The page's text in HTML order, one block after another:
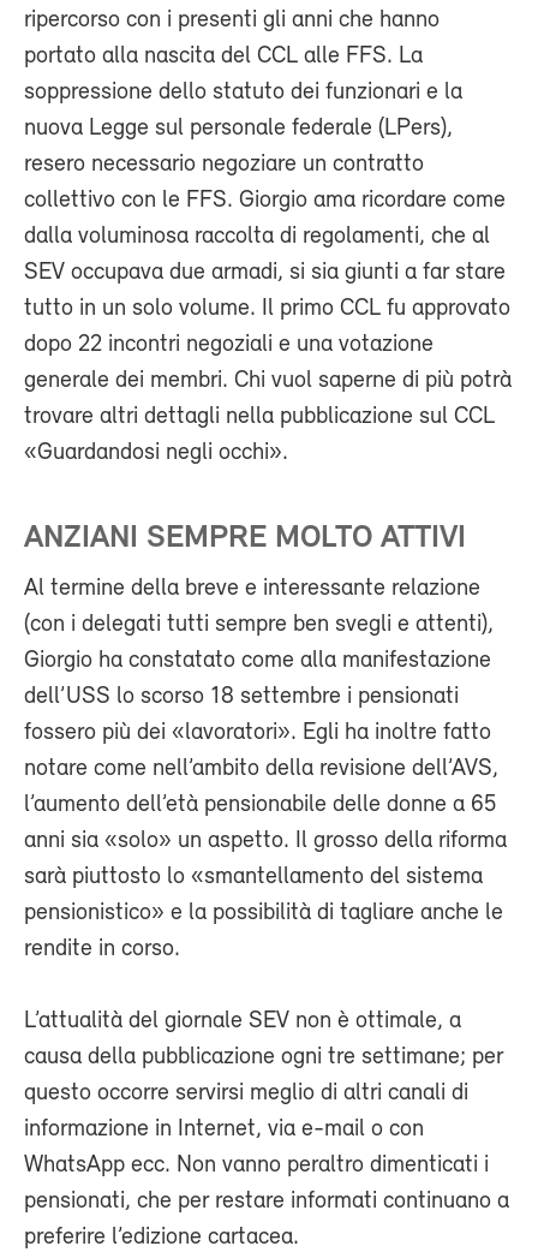
ripercorso con i presenti gli anni che hanno
portato alla nascita del CCL alle FFS. La
soppressione dello statuto dei funzionari e la
nuova Legge sul personale federale (LPers),
resero necessario negoziare un contratto
collettivo con le FFS. Giorgio ama ricordare come
dalla voluminosa raccolta di regolamenti, che al
SEV occupava due armadi, si sia giunti a far stare
tutto in un solo volume. Il primo CCL fu approvato
dopo 22 incontri negoziali e una votazione
generale dei membri. Chi vuol saperne di più potrà
trovare altri dettagli nella pubblicazione sul CCL
«Guardandosi negli occhi».
ANZIANI SEMPRE MOLTO ATTIVI
Al termine della breve e interessante relazione
(con i delegati tutti sempre ben svegli e attenti),
Giorgio ha constatato come alla manifestazione
dell’USS lo scorso 18 settembre i pensionati
fossero più dei «lavoratori». Egli ha inoltre fatto
notare come nell’ambito della revisione dell’AVS,
l’aumento dell’età pensionabile delle donne a 65
anni sia «solo» un aspetto. Il grosso della riforma
sarà piuttosto lo «smantellamento del sistema
pensionistico» e la possibilità di tagliare anche le
rendite in corso.
L’attualità del giornale SEV non è ottimale, a
causa della pubblicazione ogni tre settimane; per
questo occorre servirsi meglio di altri canali di
informazione in Internet, via e-mail o con
WhatsApp ecc. Non vanno peraltro dimenticati i
pensionati, che per restare informati continuano a
preferire l’edizione cartacea.